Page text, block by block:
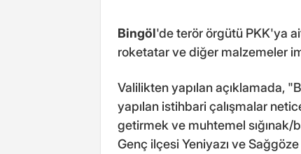
Bingöl'de terör örgütü PKK'ya
roketatar ve diğer malzemeler
Valilikten yapılan açıklamada,
yapılan istihbari çalışmalar
getirmek ve muhtemel sığınak/
Genç ilçesi Yeniyazı ve